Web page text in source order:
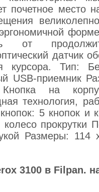
почетное место
от
датчик
курсора. Тип:
USB-приемник
на
технология,
5 кнопок и
прокрутки
Размеры:
3100 в Filpan.